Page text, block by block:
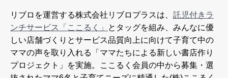
リブロを運営する株式会社リブロプラスは、 託児付きラ
ンチサービス「ここるく」
とタッグを組み、みんなに優
しい店舗づくりとサービス品質向上に向けて子育て中の
ママの声を取り入れる「ママたちによる新しい書店作り
プロジェクト」を実施。ここるく会員の中から募集・選